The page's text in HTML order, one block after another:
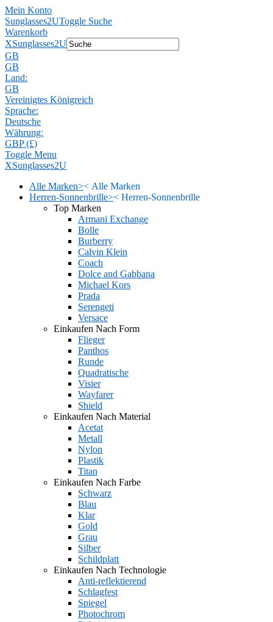
Mein Konto
Sunglasses2UToggle Suche
Warenkorb
XSunglasses2U
GB
GB
Land:
GB
Vereinigtes Königreich
Sprache:
Deutsche
Währung:
GBP (£)
Toggle Menu
XSunglasses2U
Alle Marken>< Alle Marken
Herren-Sonnenbrille>< Herren-Sonnenbrille
Top Marken
Armani Exchange
Bolle
Burberry
Calvin Klein
Coach
Dolce and Gabbana
Michael Kors
Prada
Serengeti
Versace
Einkaufen Nach Form
Flieger
Panthos
Runde
Quadratische
Visier
Wayfarer
Shield
Einkaufen Nach Material
Acetat
Metall
Nylon
Plastik
Titan
Einkaufen Nach Farbe
Schwarz
Blau
Klar
Gold
Grau
Silber
Schildplatt
Einkaufen Nach Technologie
Anti-reflektierend
Schlagfest
Spiegel
Photochrom